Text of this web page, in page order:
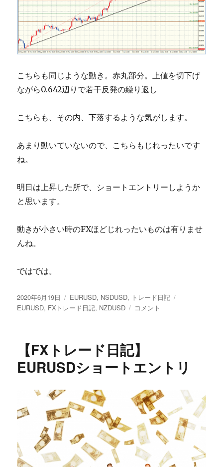
こちらも同じような動き。赤丸部分。上値を切下げ
ながら0.642辺りで若干反発の繰り返し
こちらも、その内、下落するような気がします。
あまり動いていないので、こちらもじれったいです
ね。
明日は上昇した所で、ショートエントリーしようか
と思います。
動きが小さい時のFXほどじれったいものは有りませ
んね。
ではでは。
投
稿
2020年6月19日
カ
テ
EURUSD, NSDUSD, トレード日記
EURUSD, FXトレード日記, NZDUSD
【FX
ド
日
記】
NZDUSD
底
堅
い
に
コメント
【FXトレード日記】
EURUSDショートエントリ